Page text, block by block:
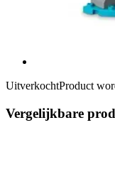
UitverkochtProduct
Vergelijkbare